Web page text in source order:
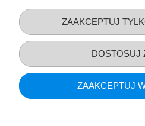
Informacje o
ZAAKCEPTUJ
DOSTOSUJ
ZAAKCEPTUJ